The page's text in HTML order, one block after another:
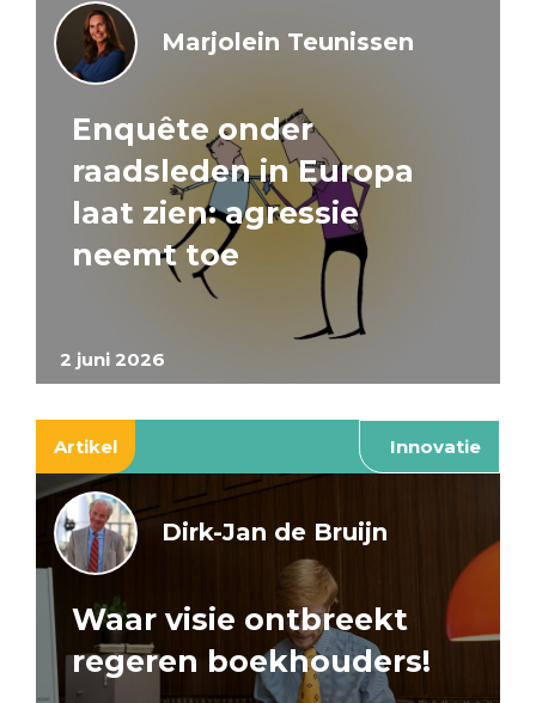
2 juni 2026
Marjolein Teunissen
Enquête onder
raadsleden in Europa
laat zien: agressie
neemt toe
Artikel Innovatie
Dirk-Jan de Bruijn
Waar visie ontbreekt
regeren boekhouders!